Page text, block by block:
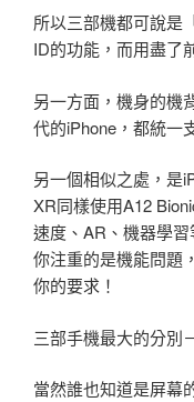
所以三部機都可說是
ID的功能，而用盡了
另一方面，機身的機
代的iPhone，都統一
另一個相似之處，是
XR同樣使用A12
速度、AR、機器學
你注重的是機能問題
你的要求！
三部手機最大的分別
當然誰也知道是屏幕